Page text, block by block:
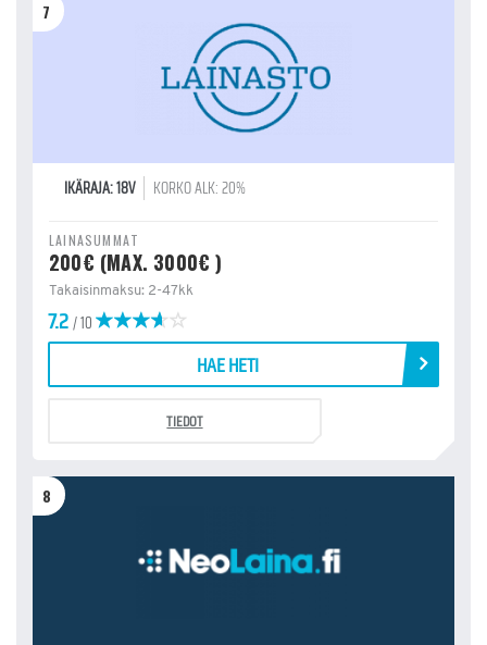
7
IKÄRAJA: 18V KORKO ALK: 20%
LAINASUMMAT
200€ (MAX. 3000€ )
Takaisinmaksu: 2-47kk
7.2/ 10
HAE HETI
TIEDOT
8